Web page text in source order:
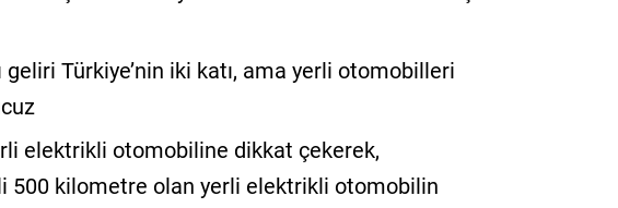
geliri Türkiye’nin iki katı, ama yerli otomobilleri
elektrikli otomobiline dikkat çekerek,
500 kilometre olan yerli elektrikli otomobilin